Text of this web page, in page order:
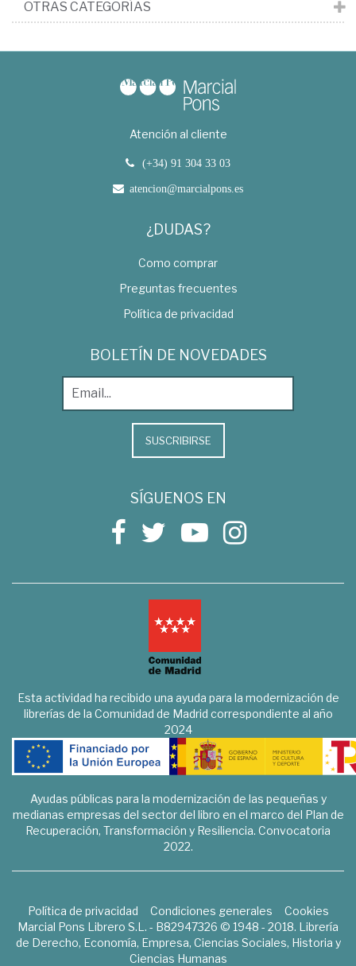
OTRAS CATEGORÍAS
Atención al cliente
(+34) 91 304 33 03
atencion@marcialpons.es
¿DUDAS?
Como comprar
Preguntas frecuentes
Política de privacidad
BOLETÍN DE NOVEDADES
SUSCRIBIRSE
SÍGUENOS EN
Esta actividad ha recibido una ayuda para la modernización de
librerías de la Comunidad de Madrid correspondiente al año
2024
Ayudas públicas para la modernización de las pequeñas y
medianas empresas del sector del libro en el marco del Plan de
Recuperación, Transformación y Resiliencia. Convocatoria
2022.
Política de privacidad Condiciones generales
Cookies
Marcial Pons Librero S.L. - B82947326 © 1948 - 2018. Librería
de Derecho, Economía, Empresa, Ciencias Sociales, Historia y
Ciencias Humanas